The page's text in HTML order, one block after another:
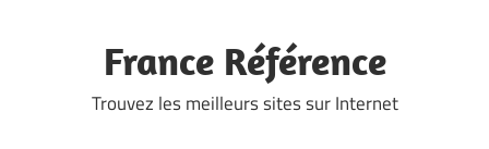
France Référence
Trouvez les meilleurs sites sur Internet